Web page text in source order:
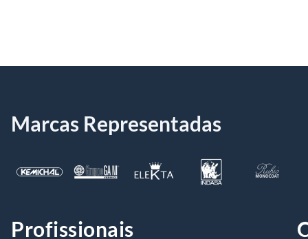
Marcas Representadas
Profissionais